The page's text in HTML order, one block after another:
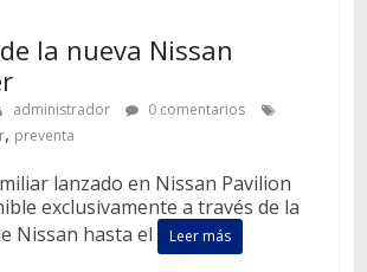
la nueva Nissan
administrador
0 comentarios
, preventa
lanzado en Nissan Pavilion
exclusivamente a través de la
Nissan hasta el
Leer más